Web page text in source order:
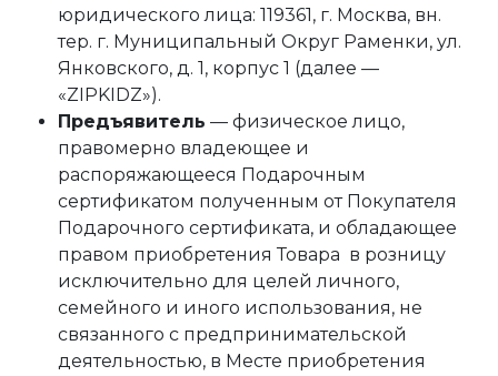
юридического лица: 119361, г. Москва, вн.
тер. г. Муниципальный Округ Раменки, ул.
Янковского, д. 1, корпус 1 (далее —
«ZIPKIDZ»).
Предъявитель — физическое лицо,
правомерно владеющее и
распоряжающееся Подарочным
сертификатом полученным от Покупателя
Подарочного сертификата, и обладающее
правом приобретения Товара в розницу
исключительно для целей личного,
семейного и иного использования, не
связанного с предпринимательской
деятельностью, в Месте приобретения